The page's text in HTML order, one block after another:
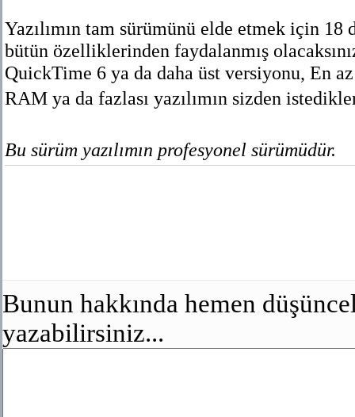
Yazılımın tam sürümünü elde etmek için
bütün özelliklerinden faydalanmış
QuickTime 6 ya da daha üst versiyonu, En
RAM ya da fazlası yazılımın sizden
Bu sürüm yazılımın profesyonel sürümüdür.
Bunun hakkında hemen
yazabilirsiniz...